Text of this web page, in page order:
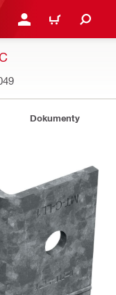
PŘIHLÁSIT NEBO
KOŠÍK
Dokumenty